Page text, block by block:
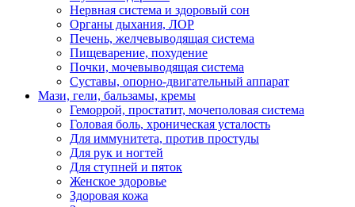
Нервная система и здоровый сон
Органы дыхания, ЛОР
Печень, желчевыводящая система
Пищеварение, похудение
Почки, мочевыводящая система
Суставы, опорно-двигательный аппарат
Мази, гели, бальзамы, кремы
Геморрой, простатит, мочеполовая система
Головая боль, хроническая усталость
Для иммунитета, против простуды
Для рук и ногтей
Для ступней и пяток
Женское здоровье
Здоровая кожа